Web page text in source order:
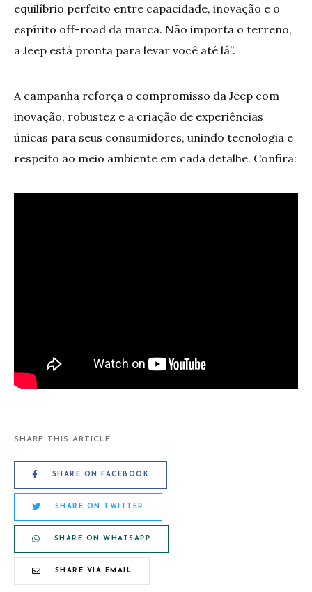
equilíbrio perfeito entre capacidade, inovação e o
espírito off-road da marca. Não importa o terreno,
a Jeep está pronta para levar você até lá”.
A campanha reforça o compromisso da Jeep com
inovação, robustez e a criação de experiências
únicas para seus consumidores, unindo tecnologia e
respeito ao meio ambiente em cada detalhe. Confira:
SHARE THIS ARTICLE
SHARE ON FACEBOOK
SHARE ON TWITTER
SHARE ON WHATSAPP
SHARE VIA EMAIL